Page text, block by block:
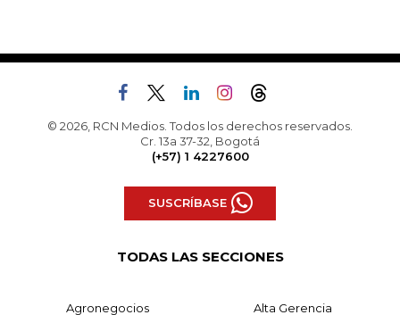
© 2026, RCN Medios. Todos los derechos reservados.
Cr. 13a 37-32, Bogotá
(+57) 1 4227600
SUSCRÍBASE
TODAS LAS SECCIONES
Agronegocios Alta Gerencia